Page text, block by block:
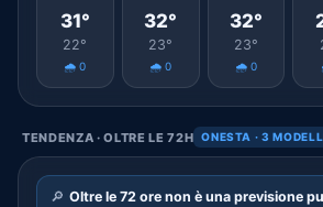
31°
22°
🌧️ 0
32°
23°
🌧️ 0
32°
23°
🌧️ 0
TENDENZA · OLTRE LE 72H ONESTA · 3
🔎 Oltre le 72 ore non è una previsione